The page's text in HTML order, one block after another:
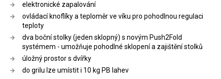
elektronické zapalování
ovládací knoflíky a teploměr ve víku pro pohodlnou regulaci
teploty
dva boční stolky (jeden sklopný) s novým Push2Fold
systémem - umožňuje pohodlné sklopení a zajištění stolků
úložný prostor s dvířky
do grilu lze umístit i 10 kg PB lahev